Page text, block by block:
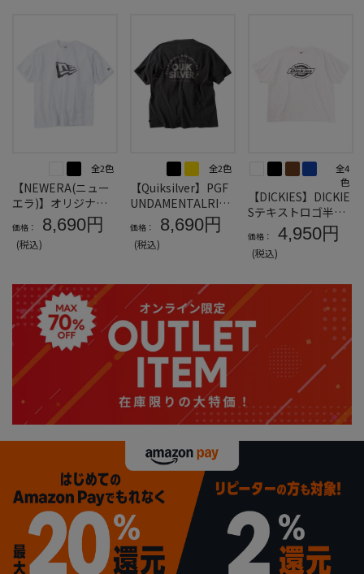
全2色
【NEWERA(ニュー
エラ)】オリジナル
ペイズリーフラッグ
半袖Tシャツ＊カタ
ログ商品
価格： 8,690円
(税込)
全2色
【Quiksilver】PGF
UNDAMENTALRIDE
半袖Tシャツ＊カタ
ログ商品
価格： 8,690円
(税込)
全4
色
【DICKIES】DICKIE
Sテキストロゴ半袖T
シャツ＊カタログ商
品
価格： 4,950円
(税込)